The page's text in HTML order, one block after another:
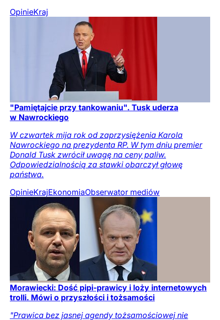
OpinieKraj
"Pamiętajcie przy tankowaniu". Tusk uderza
w Nawrockiego
W czwartek mija rok od zaprzysiężenia Karola
Nawrockiego na prezydenta RP. W tym dniu premier
Donald Tusk zwrócił uwagę na ceny paliw.
Odpowiedzialnością za stawki obarczył głowę
państwa.
OpinieKrajEkonomiaObserwator mediów
Morawiecki: Dość pipi-prawicy i loży internetowych
trolli. Mówi o przyszłości i tożsamości
"Prawica bez jasnej agendy tożsamościowej nie